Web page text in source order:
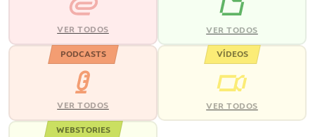
VER TODOS VER TODOS
PODCASTS
VER TODOS
VÍDEOS
VER TODOS
WEBSTORIES